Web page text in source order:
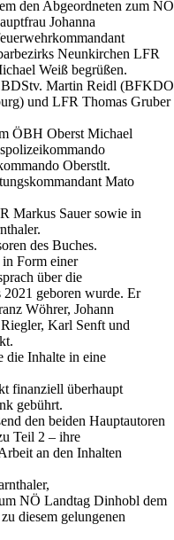
den Abgeordneten zum NÖ
Johanna
Neunkirchen LFR
Weiß begrüßen.
Martin Reidl (BFKDO
und LFR Thomas Gruber
ÖBH Oberst Michael
Oberstlt.
Mato
Markus Sauer sowie in
des Buches.
Form einer
über die
2021 geboren wurde. Er
Wöhrer, Johann
Karl Senft und
die Inhalte in eine
finanziell überhaupt
gebührt.
den beiden Hauptautoren
Teil 2 – ihre
an den Inhalten
NÖ Landtag Dinhobl dem
diesem gelungenen